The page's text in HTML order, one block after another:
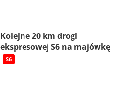
Kolejne 20 km drogi
ekspresowej S6 na majówkę
S6